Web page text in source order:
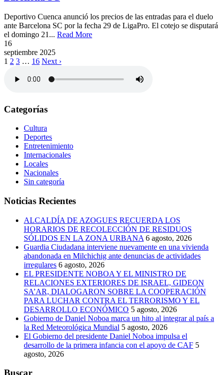
Deportivo Cuenca anunció los precios de las entradas para el duelo
ante Barcelona SC por la fecha 29 de LigaPro. El cotejo se disputará
el domingo 21... Read More
16
septiembre 2025
1 2 3 … 16 Next ›
Categorías
Cultura
Deportes
Entretenimiento
Internacionales
Locales
Nacionales
Sin categoría
Noticias Recientes
ALCALDÍA DE AZOGUES RECUERDA LOS
HORARIOS DE RECOLECCIÓN DE RESIDUOS
SÓLIDOS EN LA ZONA URBANA 6 agosto, 2026
Guardia Ciudadana interviene nuevamente en una vivienda
abandonada en Milchichig ante denuncias de actividades
irregulares 6 agosto, 2026
EL PRESIDENTE NOBOA Y EL MINISTRO DE
RELACIONES EXTERIORES DE ISRAEL, GIDEON
SA’AR, DIALOGARON SOBRE LA COOPERACIÓN
PARA LUCHAR CONTRA EL TERRORISMO Y EL
DESARROLLO ECONÓMICO 5 agosto, 2026
Gobierno de Daniel Noboa marca un hito al integrar al país a
la Red Meteorológica Mundial 5 agosto, 2026
El Gobierno del presidente Daniel Noboa impulsa el
desarrollo de la primera infancia con el apoyo de CAF 5
agosto, 2026